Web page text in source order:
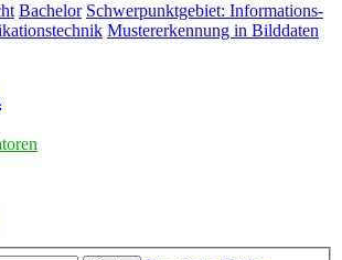
Bachelor Schwerpunktgebiet: Informations-
Mustererkennung in Bilddaten